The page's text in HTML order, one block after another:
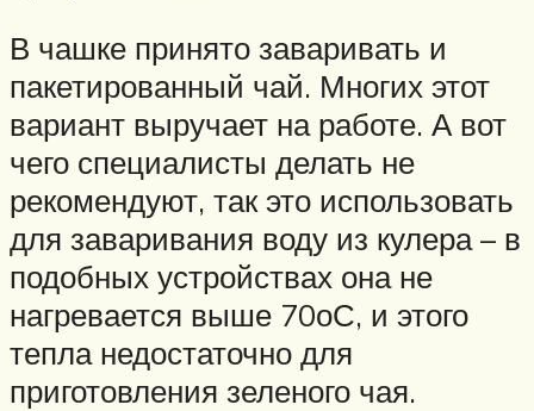
В чашке принято заваривать и
пакетированный чай. Многих этот
вариант выручает на работе. А вот
чего специалисты делать не
рекомендуют, так это использовать
для заваривания воду из кулера – в
подобных устройствах она не
нагревается выше 70оС, и этого
тепла недостаточно для
приготовления зеленого чая.